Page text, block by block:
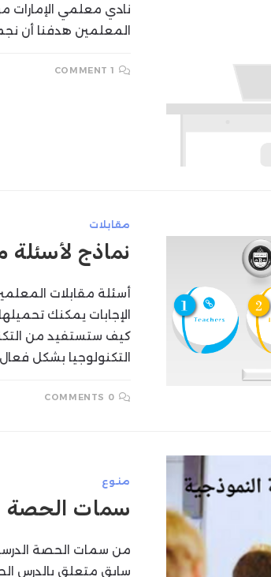
نادي معلمي
المعلمين هدفنا أن
1 COMMENT
مقابلات
نماذج لأسئلة
أسئلة مقابلات
الإجابات يمكنك
كيف ستستفيد من
التكنولوجيا بشكل
0 COMMENTS
منوع
سمات الحصة